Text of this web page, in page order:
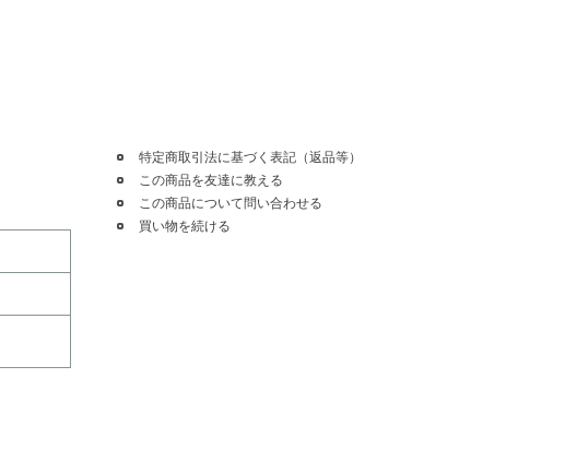
特定商取引法に基づく表記（返品等）
この商品を友達に教える
この商品について問い合わせる
買い物を続ける